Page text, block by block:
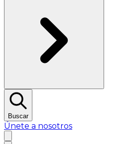
Buscar
Únete a nosotros